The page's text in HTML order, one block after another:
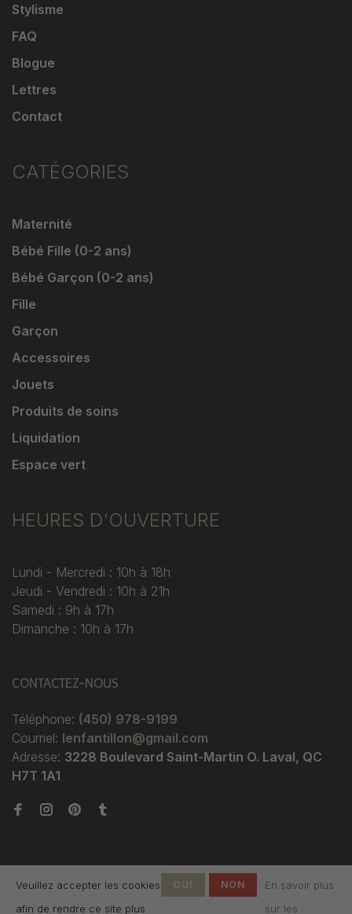
Stylisme
FAQ
Blogue
Lettres
Contact
CATÉGORIES
Maternité
Bébé Fille (0-2 ans)
Bébé Garçon (0-2 ans)
Fille
Garçon
Accessoires
Jouets
Produits de soins
Liquidation
Espace vert
HEURES D'OUVERTURE
Lundi - Mercredi : 10h à 18h
Jeudi - Vendredi : 10h à 21h
Samedi : 9h à 17h
Dimanche : 10h à 17h
CONTACTEZ-NOUS
Téléphone: (450) 978-9199
Courriel: lenfantillon@gmail.com
Adresse: 3228 Boulevard Saint-Martin O. Laval, QC
H7T 1A1
Veuillez accepter les cookies
afin de rendre ce site plus
OUI NON
En savoir plus
sur les